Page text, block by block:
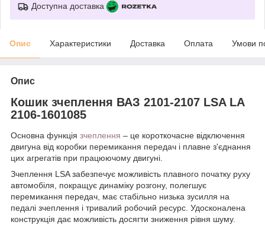
Доступна доставка
Опис Характеристики Доставка Оплата Умови
Опис
Кошик зчеплення ВАЗ 2101-2107 LSA LA
2106-1601085
Основна функція зчеплення – це короткочасне відключення
двигуна від коробки перемикання передач і плавне з'єднання
цих агрегатів при працюючому двигуні.
Зчеплення LSA забезпечує можливість плавного початку руху
автомобіля, покращує динаміку розгону, полегшує
перемикання передач, має стабільно низька зусилля на
педалі зчеплення і тривалий робочий ресурс. Удосконалена
конструкція дає можливість досягти зниження рівня шуму.